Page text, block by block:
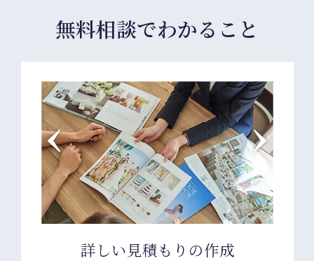
無料相談でわかること
詳しい見積もりの作成